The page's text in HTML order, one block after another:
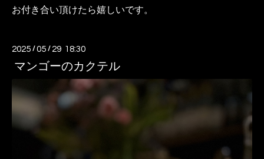
お付き合い頂けたら嬉しいです。
2025 /05 / 29 18:30
マンゴーのカクテル